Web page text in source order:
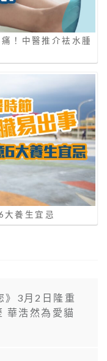
！中醫推介袪水腫
大養生宜忌
》3月2日隆重
華浩然為愛貓